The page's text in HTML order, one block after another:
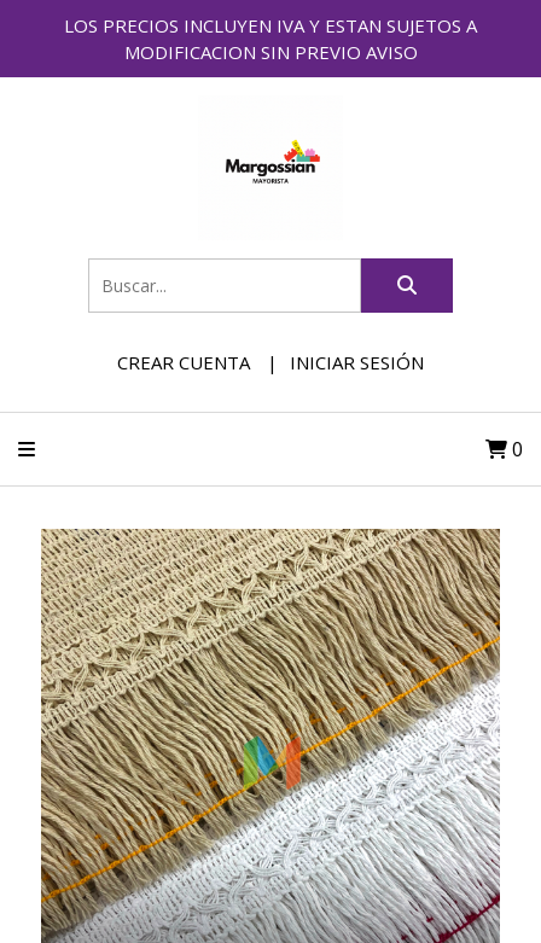
LOS PRECIOS INCLUYEN IVA Y ESTAN SUJETOS A
MODIFICACION SIN PREVIO AVISO
CREAR CUENTA INICIAR SESIÓN
0